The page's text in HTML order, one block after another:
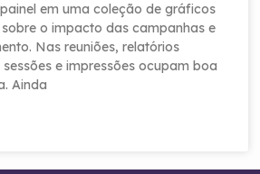
em uma coleção de gráficos
o impacto das campanhas e
Nas reuniões, relatórios
e impressões ocupam boa
Ainda